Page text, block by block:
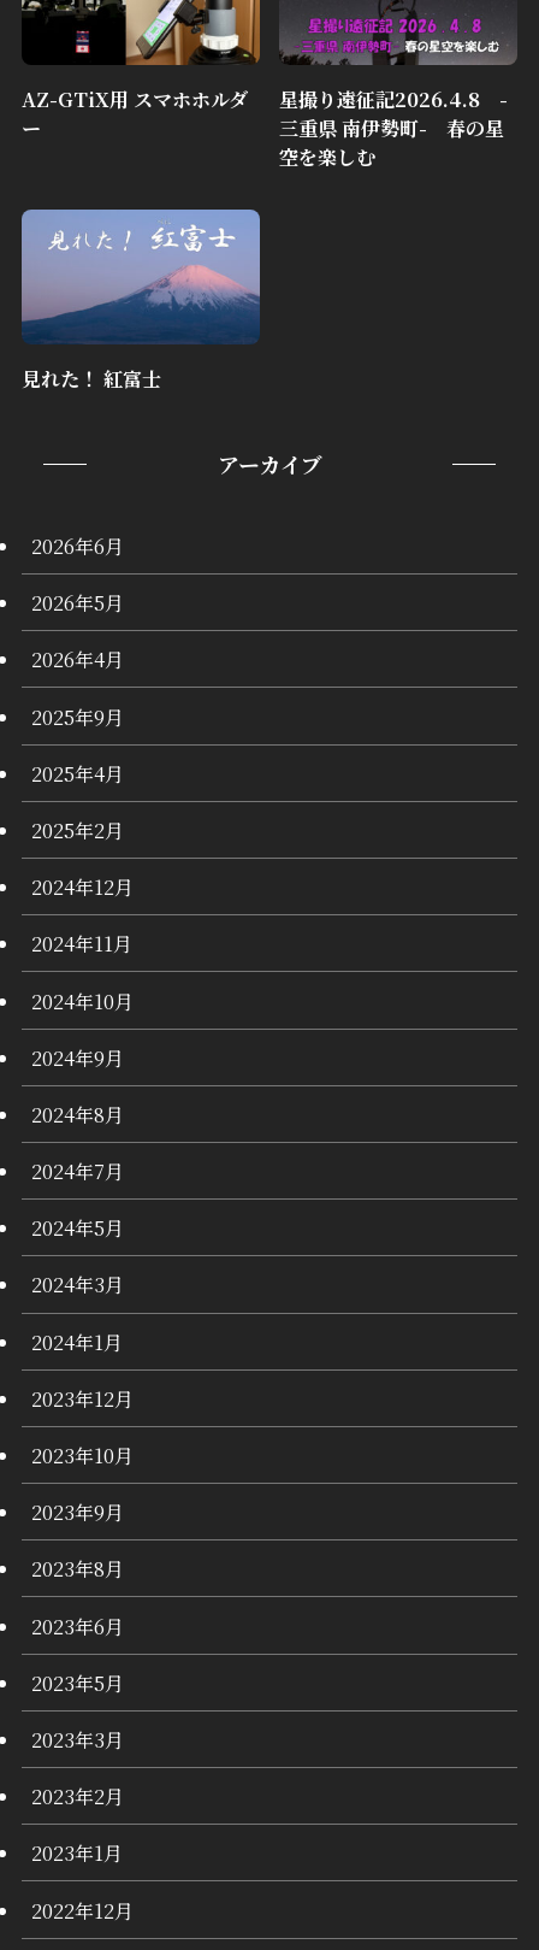
AZ-GTiX用 スマホホルダ
ー
星撮り遠征記2026.4.8 -
三重県 南伊勢町- 春の星
空を楽しむ
見れた！ 紅富士
アーカイブ
2026年6月
2026年5月
2026年4月
2025年9月
2025年4月
2025年2月
2024年12月
2024年11月
2024年10月
2024年9月
2024年8月
2024年7月
2024年5月
2024年3月
2024年1月
2023年12月
2023年10月
2023年9月
2023年8月
2023年6月
2023年5月
2023年3月
2023年2月
2023年1月
2022年12月